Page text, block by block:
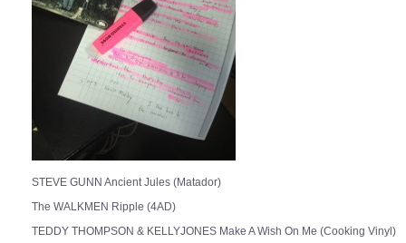
STEVE GUNN Ancient Jules (Matador)
The WALKMEN Ripple (4AD)
TEDDY THOMPSON & KELLYJONES Make A Wish On Me (Cooking Vinyl)